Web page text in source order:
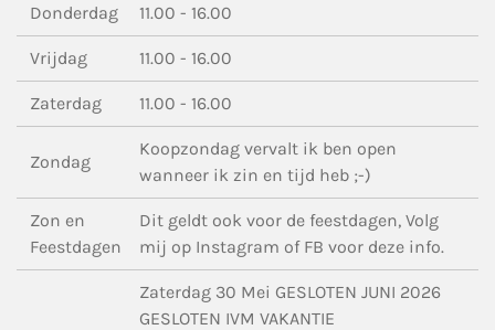
Donderdag 11.00 - 16.00
Vrijdag 11.00 - 16.00
Zaterdag 11.00 - 16.00
Zondag
Koopzondag vervalt ik ben open
wanneer ik zin en tijd heb ;-)
Zon en
Feestdagen
Dit geldt ook voor de feestdagen, Volg
mij op Instagram of FB voor deze info.
Zaterdag 30 Mei GESLOTEN JUNI 2026
GESLOTEN IVM VAKANTIE